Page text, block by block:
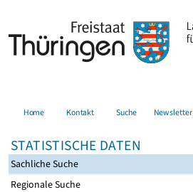
Home Kontakt Suche Newsletter
STATISTISCHE DATEN
Sachliche Suche
Regionale Suche